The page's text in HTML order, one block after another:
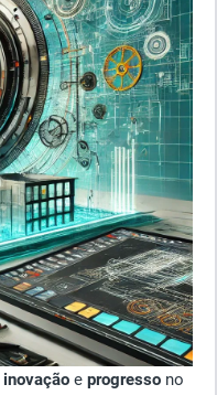
inovação e progresso no